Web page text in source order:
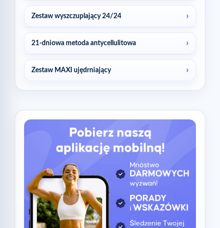
Zestaw wyszczuplający 24/24
21-dniowa metoda antycellulitowa
Zestaw MAXI ujędrniający